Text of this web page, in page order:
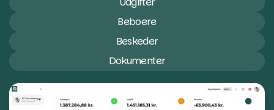
Beboere
Beskeder
Dokumenter